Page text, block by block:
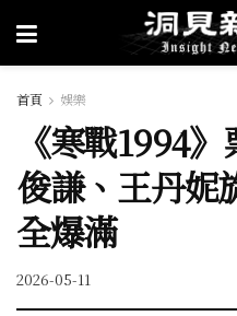
首頁 娛樂
《寒戰1994
俊謙、王丹妮
全爆滿
2026-05-11